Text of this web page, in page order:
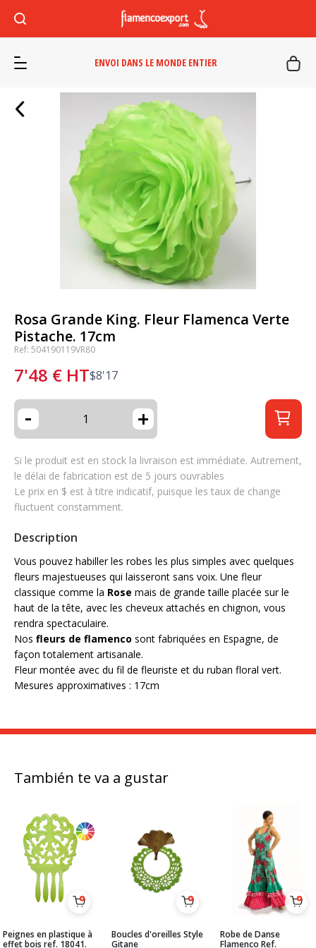
ENVOI DANS LE MONDE ENTIER
Rosa Grande King. Fleur Flamenca Verte
Pistache. 17cm
Ref: 504190119VR80
7'48 € HT$8'17
- +
Si le produit est en stock la livraison est immédiate. Autrement,
le délai de fabrication est de 5 jours ouvrables
Le prix en $ est à titre indicatif, puisque les taux de change
fluctuent constamment.
Description
Vous pouvez habiller les robes les plus simples avec quelques
fleurs majestueuses qui laisseront sans voix. Une fleur
classique comme la Rose mais de grande taille placée sur le
haut de la tête, avec les cheveux attachés en chignon, vous
rendra spectaculaire.
Nos fleurs de flamenco sont fabriquées en Espagne, de
façon totalement artisanale.
Fleur montée avec du fil de fleuriste et du ruban floral vert.
Mesures approximatives : 17cm
También te va a gustar
Peignes en plastique à
effet bois ref. 18041.
Boucles d'oreilles Style
Gitane
Robe de Danse
Flamenco Ref.